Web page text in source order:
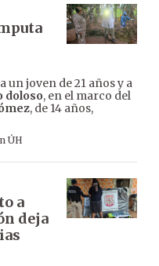
un joven de 21 años y a
doloso, en el marco del
, de 14 años,
ÚH
a
deja